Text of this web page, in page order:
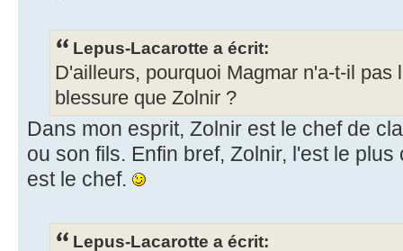
Lepus-Lacarotte a écrit:
D'ailleurs, pourquoi Magmar n'a-t-il pas
blessure que Zolnir ?
Dans mon esprit, Zolnir est le chef de
ou son fils. Enfin bref, Zolnir, l'est le
est le chef.
Lepus-Lacarotte a écrit: